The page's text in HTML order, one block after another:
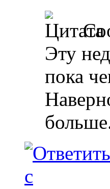
Эту
пока